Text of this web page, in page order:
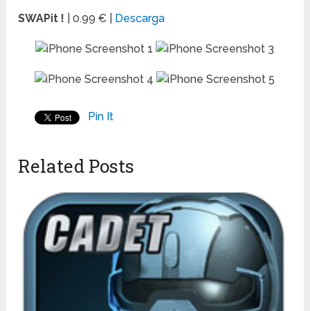
SWAPit ! | 0.99 € | Descarga
Pin It
Related Posts